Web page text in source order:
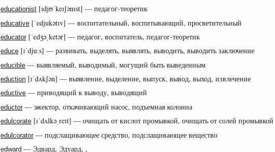
educationist [ɪdjʊˈkeɪʃənɪst] — педагог-теоретик
educative [ˈedjukətɪv] — воспитательный, воспитывающий, просветительный
educator[ˈedʒəˌketər] — педагог, воспитатель, педагог-теоретик
educe [ɪˈdjuːs] — развивать, выделять, выявлять, выводить, выводить заключение
educible — выявляемый, выводимый, могущий быть выведенным
eduction [ɪˈdʌkʃən] — выявление, выделение, выпуск, вывод, выход, извлечение
eductive — приводящий к выводу, выводящий
eductor— эжектор, откачивающий насос, подъемная колонна
edulcorate [ɪˈdʌlkəˌreɪt] — очищать от кислот промывкой, очищать от солей промывкой
edulcorator— подслащивающее средство, подслащивающее вещество
edward — Эдвард, Эдуард, ,